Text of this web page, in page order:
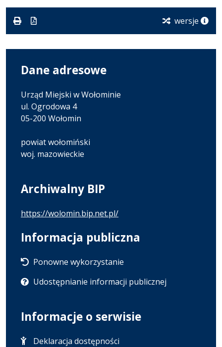
wersje
Dane adresowe
Urząd Miejski w Wołominie
ul. Ogrodowa 4
05-200 Wołomin
powiat wołomiński
woj. mazowieckie
Archiwalny BIP
https://wolomin.bip.net.pl/
Informacja publiczna
Ponowne wykorzystanie
Udostępnianie informacji publicznej
Informacje o serwisie
Deklaracja dostępności